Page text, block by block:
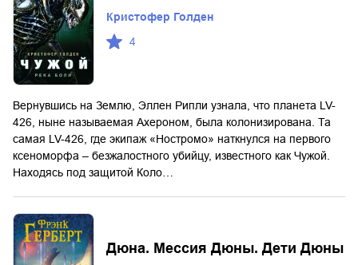
Кристофер Голден
4
Вернувшись на Землю, Эллен Рипли узнала, что планета LV-
426, ныне называемая Ахероном, была колонизирована. Та
самая LV-426, где экипаж «Ностромо» наткнулся на первого
ксеноморфа – безжалостного убийцу, известного как Чужой.
Находясь под защитой Коло…
Дюна. Мессия Дюны. Дети Дюны